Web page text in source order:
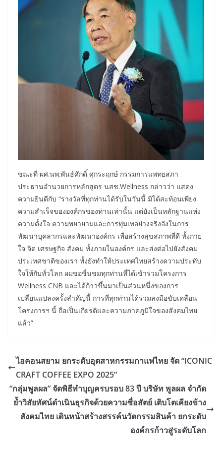
ขณะที่ ผศ.นพ.พันธ์ศักดิ์ ศุกระฤกษ์ กรรมการแพทยสภา
ประธานอำนวยการหลักสูตร นสช.Wellness กล่าวว่า แสดง
ความยินดีกับ “รางวัลที่ทุกท่านได้รับในวันนี้ มิได้สะท้อนเพียง
ความสำเร็จขององค์กรของท่านเท่านั้น แต่ยังเป็นหลักฐานแห่ง
ความตั้งใจ ความพยายามและการทุ่มเทอย่างจริงจังในการ
พัฒนาบุคลากรและพัฒนาองค์กร เพื่อสร้างสุขสภาพที่ดี ทั้งกาย
ใจ จิต เศรษฐกิจ สังคม ทั้งภายในองค์กร และส่งต่อไปยังสังคม
ประเทศชาติของเรา ทั้งยังทำให้ประเทศไทยสร้างความประทับ
ใจให้กับทั่วโลก ผมขอชื่นชมทุกท่านที่ได้เข้าร่วมโครงการ
Wellness CNB และได้ก้าวขึ้นมาเป็นส่วนหนึ่งของการ
เปลี่ยนแปลงครั้งสำคัญนี้ การที่ทุกท่านได้ร่วมลงมือขับเคลื่อน
โครงการฯ นี้ ถือเป็นเกียรติและความภาคภูมิใจของสังคมไทย
แล้ว”
ไอคอนสยาม ยกระดับอุตสาหกรรมกาแฟไทย จัด “ICONIC
CRAFT COFFEE EXPO 2025”
“กลุ่มพูลผล” จัดพิธีทำบุญครบรอบ 83 ปี บริษัท พูลผล จำกัด
ย้ำวิสัยทัศน์ดำเนินธุรกิจด้วยความซื่อสัตย์ เติบโตเคียงข้าง
สังคมไทย เดินหน้าสร้างสรรค์นวัตกรรมสินค้า ยกระดับ
องค์กรก้าวสู่ระดับโลก